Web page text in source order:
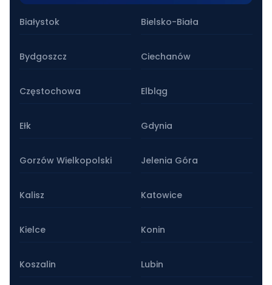
Białystok Bielsko-Biała
Bydgoszcz Ciechanów
Częstochowa Elbląg
Ełk Gdynia
Gorzów Wielkopolski Jelenia Góra
Kalisz Katowice
Kielce Konin
Koszalin Lubin